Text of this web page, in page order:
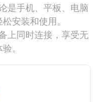
是手机、平板、电脑
安装和使用。
上同时连接，享受无
。